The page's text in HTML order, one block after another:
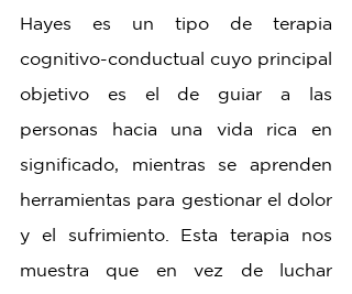
Hayes es un tipo de terapia
cognitivo-conductual cuyo principal
objetivo es el de guiar a las
personas hacia una vida rica en
significado, mientras se aprenden
herramientas para gestionar el dolor
y el sufrimiento. Esta terapia nos
muestra que en vez de luchar